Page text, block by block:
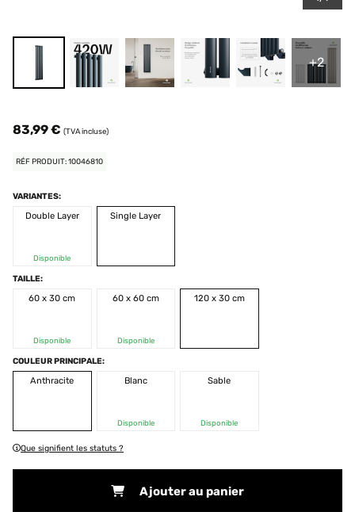
+2
83,99 € (TVA incluse)
RÉF PRODUIT: 10046810
VARIANTES:
Double Layer
Disponible
Single Layer
TAILLE:
60 x 30 cm
Disponible
60 x 60 cm
Disponible
120 x 30 cm
COULEUR PRINCIPALE:
Anthracite
Blanc
Disponible
Sable
Disponible
Que signifient les statuts ?
Ajouter au panier